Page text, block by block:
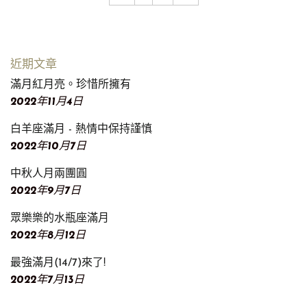
近期文章
滿月紅月亮。珍惜所擁有
2022年11月4日
白羊座滿月 - 熱情中保持謹慎
2022年10月7日
中秋人月兩團圓
2022年9月7日
眾樂樂的水瓶座滿月
2022年8月12日
最強滿月(14/7)來了!
2022年7月13日